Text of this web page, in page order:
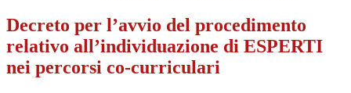
Decreto per l’avvio del procedimento
relativo all’individuazione di ESPERTI
nei percorsi co-curriculari